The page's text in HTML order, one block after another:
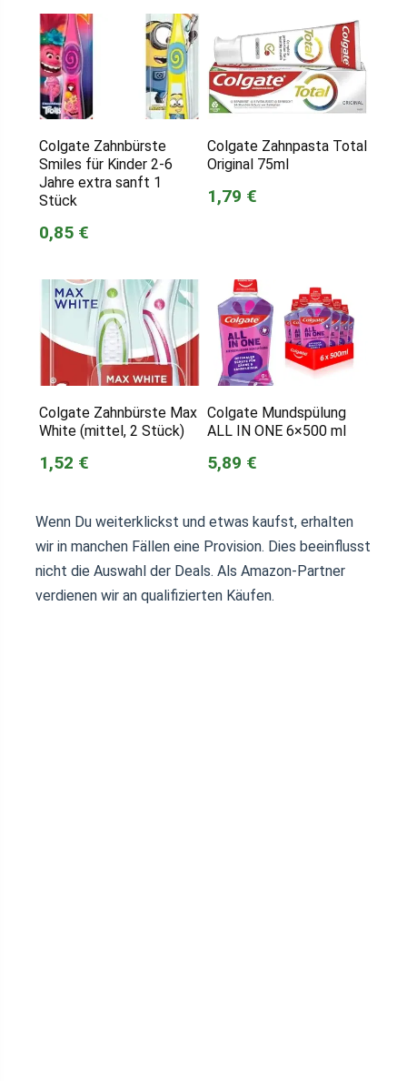
Colgate Zahnbürste
Smiles für Kinder 2-6
Jahre extra sanft 1
Stück
0,85 €
Colgate Zahnpasta Total
Original 75ml
1,79 €
Colgate Zahnbürste Max
White (mittel, 2 Stück)
1,52 €
Colgate Mundspülung
ALL IN ONE 6×500 ml
5,89 €
Wenn Du weiterklickst und etwas kaufst, erhalten
wir in manchen Fällen eine Provision. Dies beeinflusst
nicht die Auswahl der Deals. Als Amazon-Partner
verdienen wir an qualifizierten Käufen.